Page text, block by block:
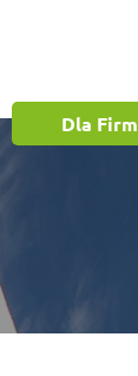
Dla Firm